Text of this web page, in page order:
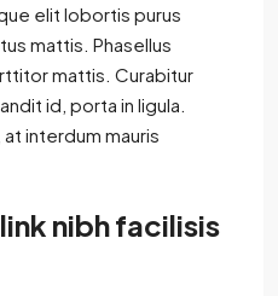
elit lobortis purus
mattis. Phasellus
mattis. Curabitur
id, porta in ligula.
interdum mauris
nibh facilisis